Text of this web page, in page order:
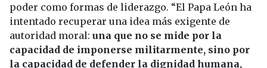
poder como formas de liderazgo. “El Papa León ha
intentado recuperar una idea más exigente de
autoridad moral: una que no se mide por la
capacidad de imponerse militarmente, sino por
la capacidad de defender la dignidad humana,